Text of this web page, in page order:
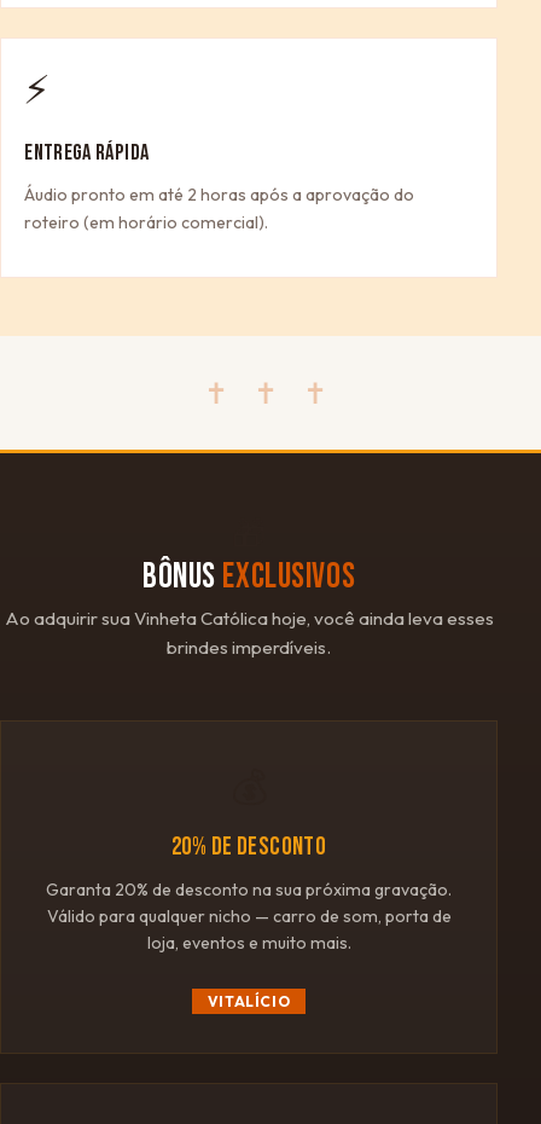
⚡
ENTREGA RÁPIDA
Áudio pronto em até 2 horas após a aprovação do
roteiro (em horário comercial).
✝ ✝ ✝
BÔNUS EXCLUSIVOS
Ao adquirir sua Vinheta Católica hoje, você ainda leva esses
brindes imperdíveis.
20% DE DESCONTO
Garanta 20% de desconto na sua próxima gravação.
Válido para qualquer nicho — carro de som, porta de
loja, eventos e muito mais.
VITALÍCIO